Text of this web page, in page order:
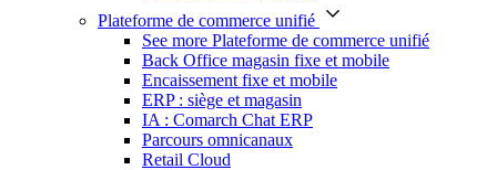
Plateforme de commerce unifié
See more Plateforme de commerce unifié
Back Office magasin fixe et mobile
Encaissement fixe et mobile
ERP : siège et magasin
IA : Comarch Chat ERP
Parcours omnicanaux
Retail Cloud